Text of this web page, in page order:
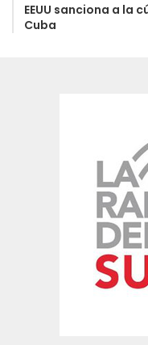
EEUU sanciona a la
Cuba